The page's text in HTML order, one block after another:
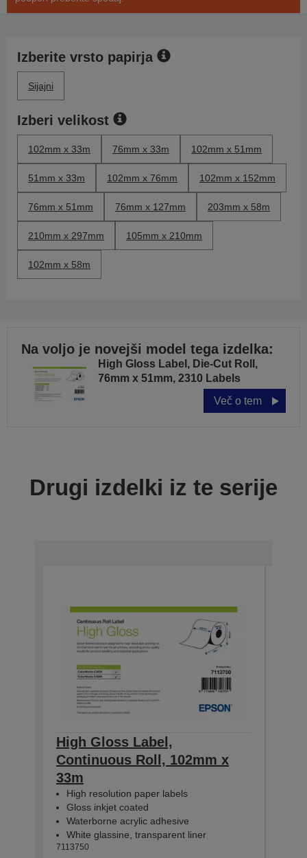
Izberite vrsto papirja
Sijajni
Izberi velikost
102mm x 33m 76mm x 33m 102mm x 51mm
51mm x 33m 102mm x 76mm 102mm x 152mm
76mm x 51mm 76mm x 127mm 203mm x 58m
210mm x 297mm 105mm x 210mm
102mm x 58m
Na voljo je novejši model tega izdelka:
High Gloss Label, Die-Cut Roll,
76mm x 51mm, 2310 Labels
Več o tem
Drugi izdelki iz te serije
High Gloss Label,
Continuous Roll, 102mm x
33m
High resolution paper labels
Gloss inkjet coated
Waterborne acrylic adhesive
White glassine, transparent liner
7113750